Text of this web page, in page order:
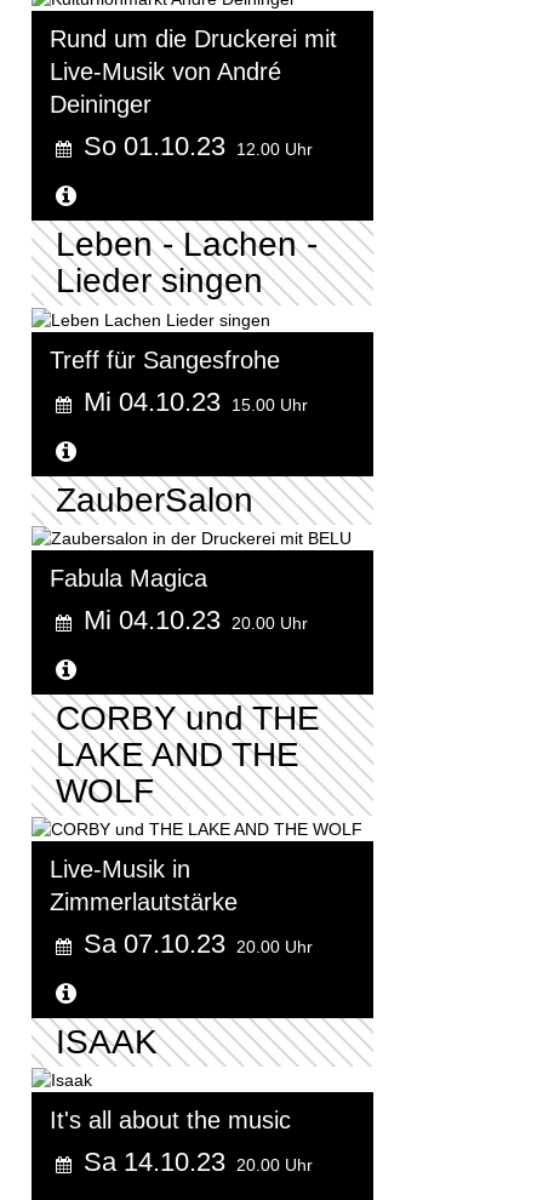
Rund um die Druckerei mit
Live-Musik von André
Deininger
So 01.10.23 12.00 Uhr
Leben - Lachen -
Lieder singen
Treff für Sangesfrohe
Mi 04.10.23 15.00 Uhr
ZauberSalon
Fabula Magica
Mi 04.10.23 20.00 Uhr
CORBY und THE
LAKE AND THE
WOLF
Live-Musik in
Zimmerlautstärke
Sa 07.10.23 20.00 Uhr
ISAAK
It's all about the music
Sa 14.10.23 20.00 Uhr